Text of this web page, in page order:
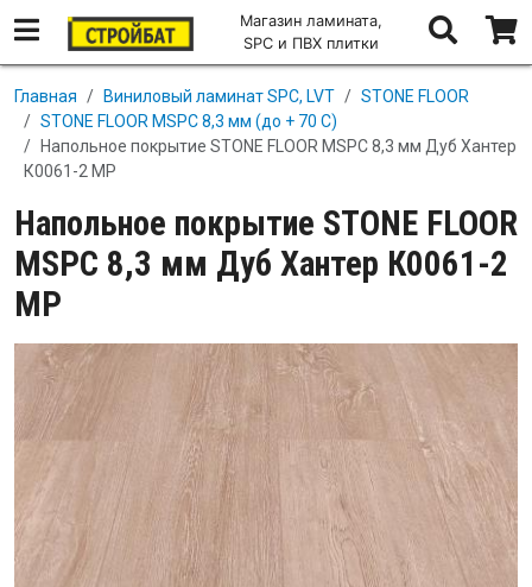
Магазин ламината,
SPC и ПВХ плитки
Главная Виниловый ламинат SPC, LVT
STONE FLOOR
STONE FLOOR MSPC 8,3 мм (до + 70 С)
Напольное покрытие STONE FLOOR MSPC 8,3 мм Дуб Хантер
К0061-2 MP
Напольное покрытие STONE FLOOR
MSPC 8,3 мм Дуб Хантер К0061-2
MP